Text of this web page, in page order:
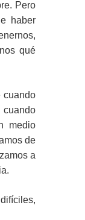
Pero
haber
qué
cuando
medio
de
a